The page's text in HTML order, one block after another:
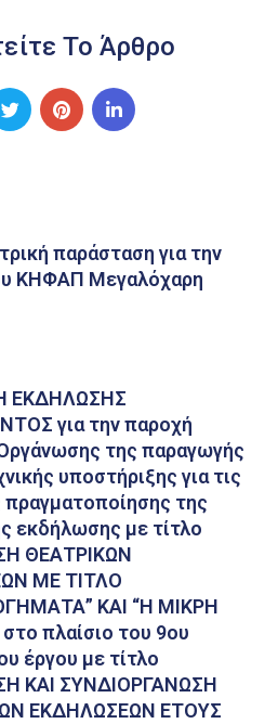
Το Άρθρο
παράσταση για την
ΚΗΦΑΠ Μεγαλόχαρη
ΕΚΔΗΛΩΣΗΣ
για την παροχή
της παραγωγής
υποστήριξης για τις
πραγματοποίησης της
εκδήλωσης με τίτλο
ΘΕΑΤΡΙΚΩΝ
ΜΕ ΤΙΤΛΟ
ΚΑΙ “Η ΜΙΚΡΗ
πλαίσιο του 9ου
έργου με τίτλο
ΚΑΙ ΣΥΝΔΙΟΡΓΑΝΩΣΗ
ΕΚΔΗΛΩΣΕΩΝ ΕΤΟΥΣ